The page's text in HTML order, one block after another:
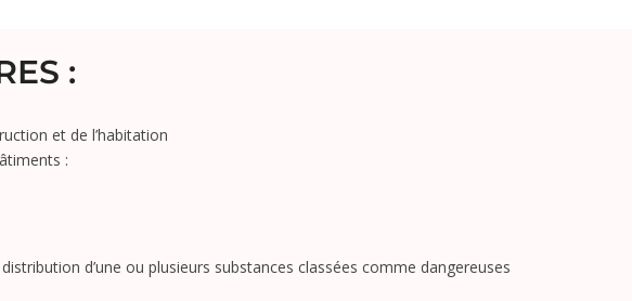
:
et de l’habitation
:
d’une ou plusieurs substances classées comme dangereuses